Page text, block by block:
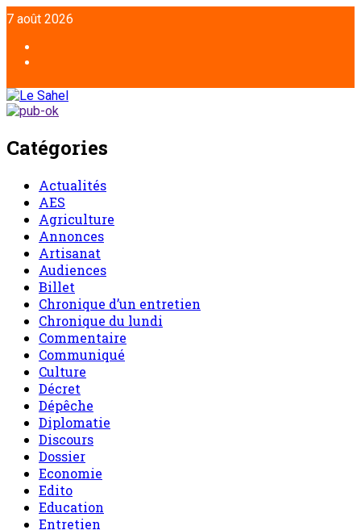
7 août 2026
Catégories
Actualités
AES
Agriculture
Annonces
Artisanat
Audiences
Billet
Chronique d’un entretien
Chronique du lundi
Commentaire
Communiqué
Culture
Décret
Dépêche
Diplomatie
Discours
Dossier
Economie
Edito
Education
Entretien